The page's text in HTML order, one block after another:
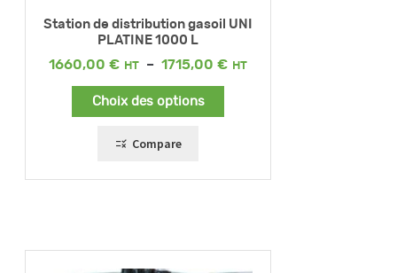
Station de distribution gasoil UNI
PLATINE 1000 L
1660,00 € – 1715,00 €
Plage
Choix des options
Compare